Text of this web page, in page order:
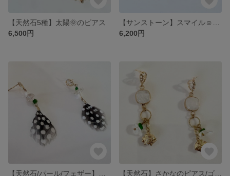
【天然石5種】太陽🌞のピアス
6,500円
6,200円